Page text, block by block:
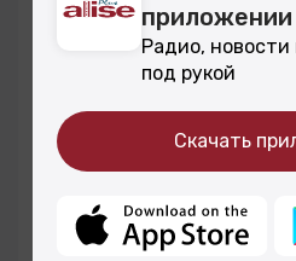
летнего
4 Августа
Как
падения
приложении
Радио, новости
под рукой
Скачать